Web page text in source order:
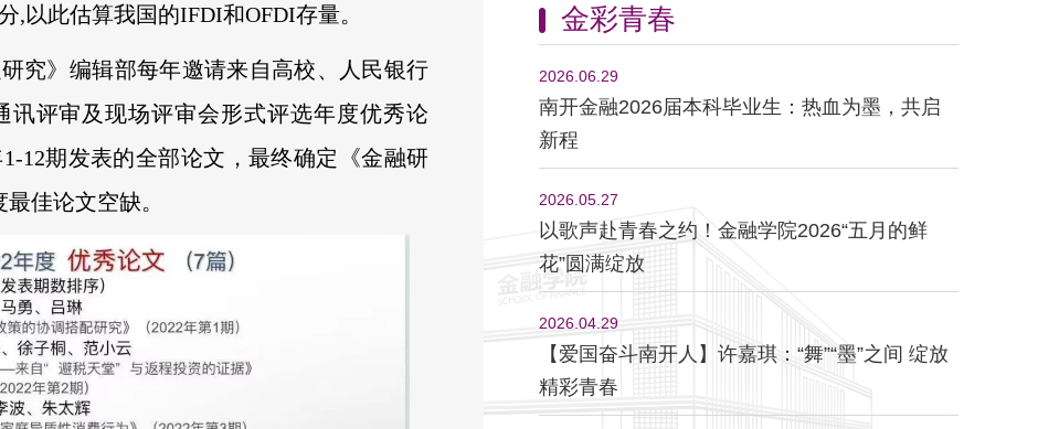
金彩青春
2026.06.29
南开金融2026届本科毕业生：热血为墨，共启
新程
2026.05.27
以歌声赴青春之约！金融学院2026“五月的鲜
花”圆满绽放
2026.04.29
【爱国奋斗南开人】许嘉琪：“舞”“墨”之间 绽放
精彩青春
,以此估算我国的IFDI和OFDI存量。
究》编辑部每年邀请来自高校、人民银行
评审及现场评审会形式评选年度优秀论
12期发表的全部论文，最终确定《金融研
佳论文空缺。